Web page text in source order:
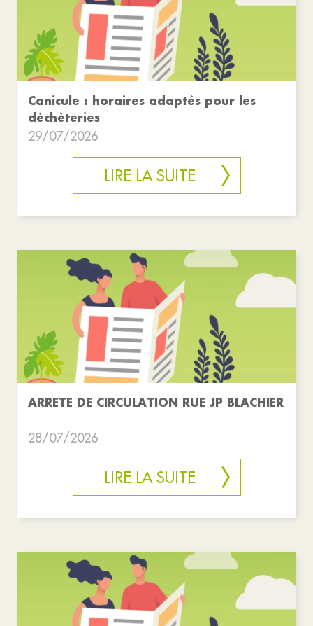
Canicule : horaires adaptés pour les
déchèteries
29/07/2026
LIRE LA SUITE
ARRETE DE CIRCULATION RUE JP BLACHIER
28/07/2026
LIRE LA SUITE